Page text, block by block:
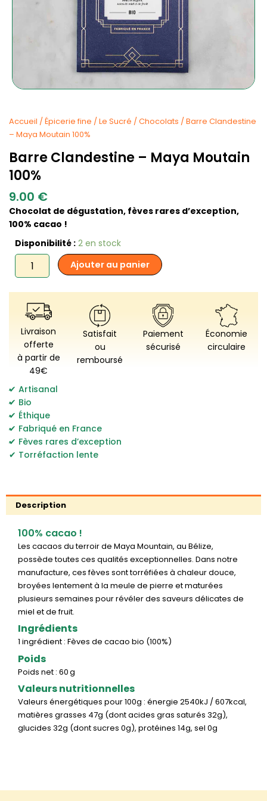
Accueil / Épicerie fine / Le Sucré / Chocolats / Barre Clandestine
– Maya Moutain 100%
Barre Clandestine – Maya Moutain
100%
9.00 €
Chocolat de dégustation, fèves rares d’exception,
100% cacao !
Disponibilité : 2 en stock
quantité
de
Barre
Clandestine
-
Maya
Moutain
100%
Ajouter au panier
Livraison
offerte
à partir de
49€
Satisfait
ou
remboursé
Paiement
sécurisé
Économie
circulaire
Artisanal
,
Bio
,
Éthique
,
Fabriqué en France
,
Fèves rares d’exception
,
Torréfaction lente
Description
100% cacao !
Les cacaos du terroir de Maya Mountain, au Bélize,
possède toutes ces qualités exceptionnelles. Dans notre
manufacture, ces fèves sont torréfiées à chaleur douce,
broyées lentement à la meule de pierre et maturées
plusieurs semaines pour révéler des saveurs délicates de
miel et de fruit.
Ingrédients
1 ingrédient : Fèves de cacao bio (100%)
Poids
Poids net : 60g
Valeurs nutritionnelles
Valeurs énergétiques pour 100g : énergie 2540kJ / 607kcal,
matières grasses 47g (dont acides gras saturés 32g),
glucides 32g (dont sucres 0g), protéines 14g, sel 0g